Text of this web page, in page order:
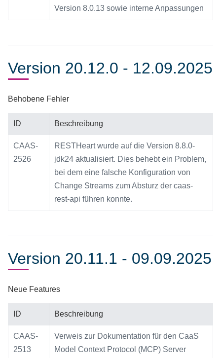
Version 8.0.13 sowie interne Anpassungen
Version 20.12.0 - 12.09.2025
Behobene Fehler
ID Beschreibung
CAAS-
2526
RESTHeart wurde auf die Version 8.8.0-
jdk24 aktualisiert. Dies behebt ein Problem,
bei dem eine falsche Konfiguration von
Change Streams zum Absturz der caas-
rest-api führen konnte.
Version 20.11.1 - 09.09.2025
Neue Features
ID Beschreibung
CAAS-
2513
Verweis zur Dokumentation für den CaaS
Model Context Protocol (MCP) Server